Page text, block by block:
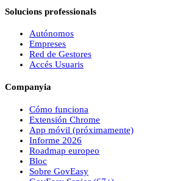
Solucions professionals
Autónomos
Empreses
Red de Gestores
Accés Usuaris
Companyia
Cómo funciona
Extensión Chrome
App móvil (próximamente)
Informe 2026
Roadmap europeo
Bloc
Sobre GovEasy